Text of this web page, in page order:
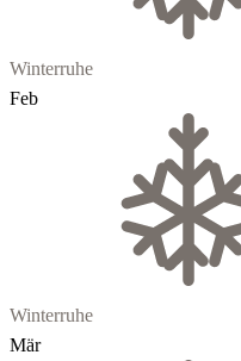
Winterruhe
Feb
Winterruhe
Mär